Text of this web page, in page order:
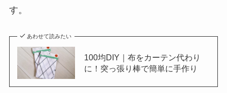
す。
あわせて読みたい
100均DIY｜布をカーテン代わり
に！突っ張り棒で簡単に手作り